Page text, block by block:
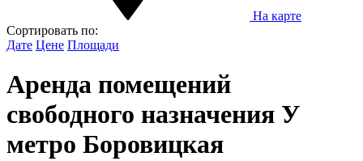
На карте
Сортировать по:
Дате Цене Площади
Аренда помещений
свободного назначения У
метро Боровицкая